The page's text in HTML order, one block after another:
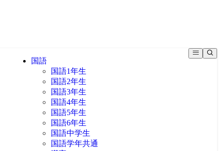
国語
国語1年生
国語2年生
国語3年生
国語4年生
国語5年生
国語6年生
国語中学生
国語学年共通